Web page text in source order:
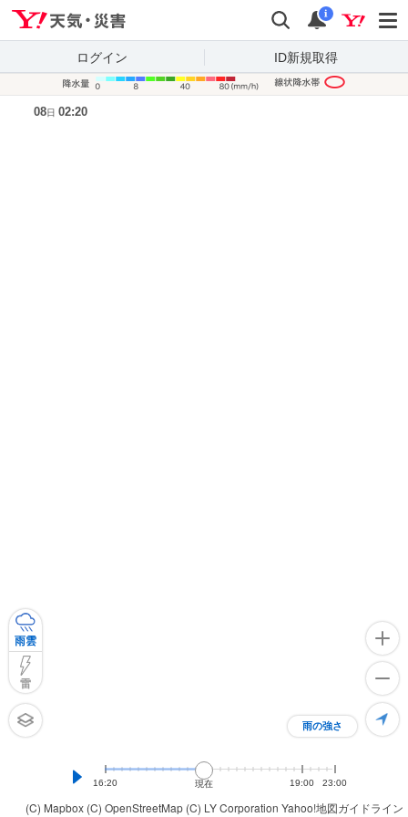
検索 通知
i
ログイン ID新規取得
(C) Mapbox (C) OpenStreetMap (C) LY Corporation Yahoo!地図ガイドライン
雨の強さ
雨雲
雷
16:20 現在 19:00 23:00
08日 02:20